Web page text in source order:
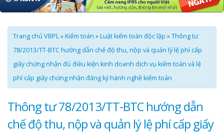
Trang chủ VBPL»Kiểm toán »Luật kiểm toán độc lập »Thông tư
78/2013/TT-BTC hướng dẫn chế độ thu, nộp và quản lý lệ phí cấp
giấy chứng nhận đủ điều kiện kinh doanh dịch vụ kiểm toán và lệ
phí cấp giấy chứng nhận đăng ký hành nghề kiểm toán
Thông tư 78/2013/TT-BTC hướng dẫn
chế độ thu, nộp và quản lý lệ phí cấp giấy